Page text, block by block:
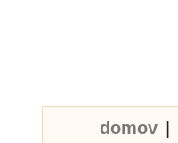
domov